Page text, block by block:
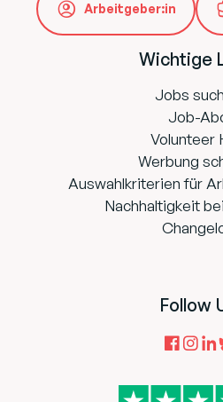
Arbeitgeber:in
Wichtige
Jobs
Job-
Volunteer
Werbung
Auswahlkriterien für
Nachhaltigkeit
Follow